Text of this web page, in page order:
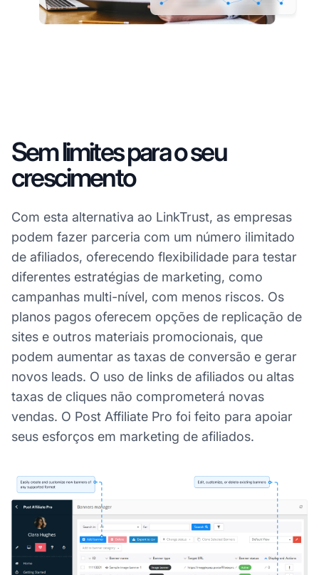
Sem limites para o seu
crescimento
Com esta alternativa ao LinkTrust, as empresas
podem fazer parceria com um número ilimitado
de afiliados, oferecendo flexibilidade para testar
diferentes estratégias de marketing, como
campanhas multi-nível, com menos riscos. Os
planos pagos oferecem opções de replicação de
sites e outros materiais promocionais, que
podem aumentar as taxas de conversão e gerar
novos leads. O uso de links de afiliados ou altas
taxas de cliques não comprometerá novas
vendas. O Post Affiliate Pro foi feito para apoiar
seus esforços em marketing de afiliados.